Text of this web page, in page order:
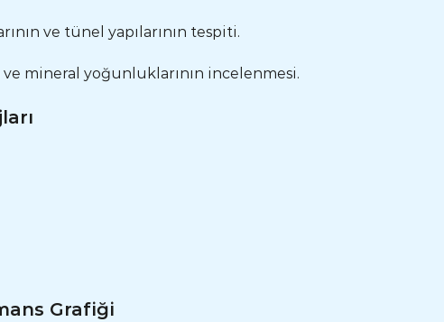
ve tünel yapılarının tespiti.
ve mineral yoğunluklarının incelenmesi.
Grafiği